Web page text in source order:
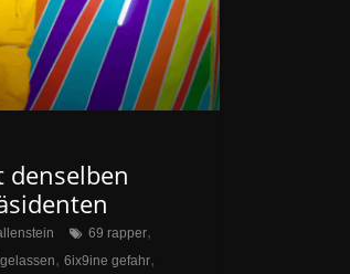
69 rapper,
, 6ix9ine gefahr,